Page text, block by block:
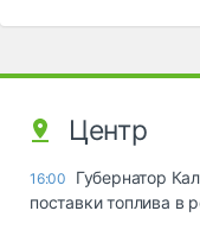
Центр
16:00
Губернатор
поставки топлива в